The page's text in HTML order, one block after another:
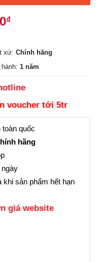
₫Giá
là:
338.000₫.
xứ: Chính hãng
hành: 1 năm
voucher tới 5tr
quốc
hãng
ngày
khi sản phẩm hết hạn
giá website